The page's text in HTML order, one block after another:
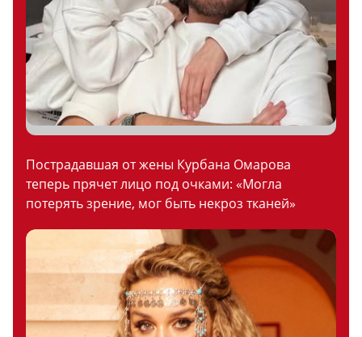
Пострадавшая от жены Курбана Омарова
теперь прячет лицо под очками: «Могла
потерять зрение, мог быть некроз тканей»